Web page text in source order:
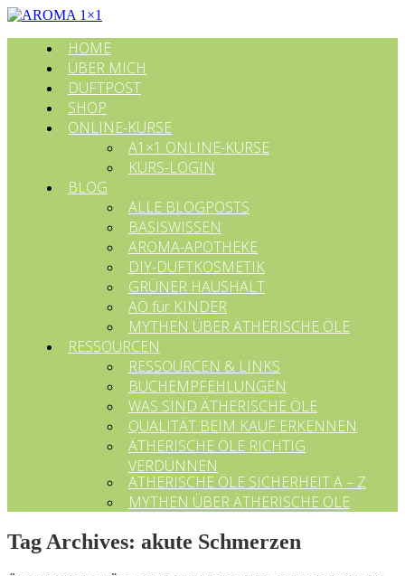
HOME
ÜBER MICH
DUFTPOST
SHOP
ONLINE-KURSE
A1×1 ONLINE-KURSE
KURS-LOGIN
BLOG
ALLE BLOGPOSTS
BASISWISSEN
AROMA-APOTHEKE
DIY-DUFTKOSMETIK
GRÜNER HAUSHALT
ÄÖ für KINDER
MYTHEN ÜBER ÄTHERISCHE ÖLE
RESSOURCEN
RESSOURCEN & LINKS
BUCHEMPFEHLUNGEN
WAS SIND ÄTHERISCHE ÖLE
QUALITÄT BEIM KAUF ERKENNEN
ÄTHERISCHE ÖLE RICHTIG
VERDÜNNEN
ÄTHERISCHE ÖLE SICHERHEIT A – Z
MYTHEN ÜBER ÄTHERISCHE ÖLE
Tag Archives: akute Schmerzen